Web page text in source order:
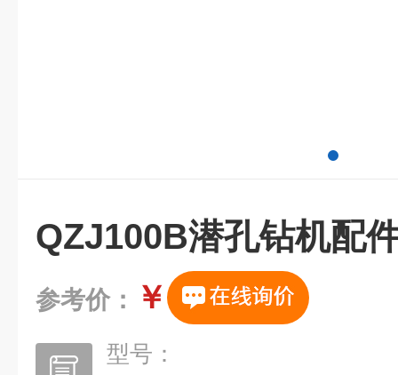
QZJ100B潜孔钻机配
参考价： ￥
型号：